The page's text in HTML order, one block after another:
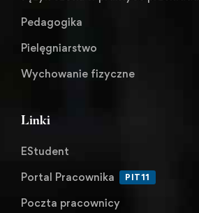
Pedagogika
Pielęgniarstwo
Wychowanie fizyczne
Linki
EStudent
Portal Pracownika
PIT11
Poczta pracownicy